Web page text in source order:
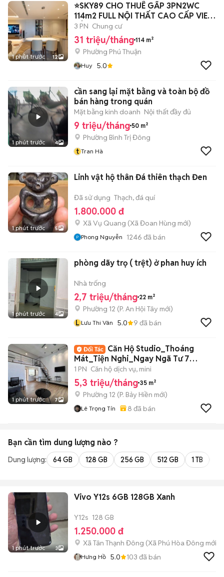
1 phút trước 12
⭐SKY89 CHO THUÊ GẤP 3PN2WC
114m2 FULL NỘI THẤT CAO CẤP VIEW
SÔNG
3 PN Chung cư
31 triệu/tháng 114 m²
Phường Phú Thuận
Huy 5.0
1 phút trước 4
cần sang lại mặt bằng và toàn bộ đồ
bán hàng trong quán
Mặt bằng kinh doanh Nội thất đầy đủ
9 triệu/tháng 50 m²
Phường Bình Trị Đông
t Tran Hà
1 phút trước 5
Linh vật hộ thân Đá thiên thạch Đen
Đã sử dụng Thạch, đá quí
1.800.000 đ
Xã Vụ Quang (Xã Đoan Hùng mới)
Phong Nguyễn 1246 đã bán
1 phút trước 4
phòng dãy trọ ( trệt) ở phan huy ích
Nhà trống
2,7 triệu/tháng 22 m²
Phường 12 (P. An Hội Tây mới)
L Lưu Thi Vân 5.0 9 đã bán
1 phút trước 7
Căn Hộ Studio_Thoáng
Mát_Tiện Nghi_Ngay Ngã Tư 7
Hiền_Lote Cộng Hoà
1 PN Căn hộ dịch vụ, mini
5,3 triệu/tháng 35 m²
Phường 12 (P. Bảy Hiền mới)
Lê Trọng Tín 8 đã bán
Bạn cần tìm dung lượng nào ?
Dung lượng: 64 GB 128 GB 256 GB 512 GB 1 TB
1 phút trước 3
Vivo Y12s 6GB 128GB Xanh
Y12s 128 GB
1.250.000 đ
Xã Tân Thạnh Đông (Xã Phú Hòa Đông mới)
Hưng Hồ 5.0 103 đã bán